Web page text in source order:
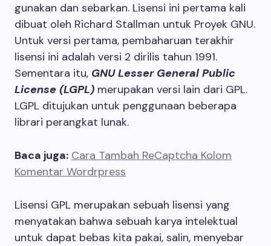
gunakan dan sebarkan. Lisensi ini pertama kali
dibuat oleh Richard Stallman untuk Proyek GNU.
Untuk versi pertama, pembaharuan terakhir
lisensi ini adalah versi 2 dirilis tahun 1991.
Sementara itu, GNU Lesser General Public
License (LGPL) merupakan versi lain dari GPL.
LGPL ditujukan untuk penggunaan beberapa
librari perangkat lunak.
Baca juga: Cara Tambah ReCaptcha Kolom
Komentar Wordrpress
Lisensi GPL merupakan sebuah lisensi yang
menyatakan bahwa sebuah karya intelektual
untuk dapat bebas kita pakai, salin, menyebar